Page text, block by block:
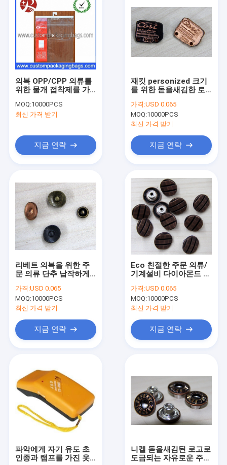
제품
우리에 대하여
공장 여행
뉴스
경우
인용문을 요구하세요
여자를 위한 피복 벨트
주문 의류 단추
의류 주제
의복 OPP/CPP 의류를
위한 물개 접착제를 가
MOQ:10000PCS
최신 가격 받기
지금 연락
재킷 personized 크기
를 위한 돋을새김한 로
에 의하여 단추를 끼웁
니다
가격:USD 0.065
MOQ:10000PCS
최신 가격 받기
지금 연락
리베트 의복을 위한 주
문 의류 단추 납작하게/
이십시오
가격:USD 0.065
MOQ:10000PCS
최신 가격 받기
지금 연락
Eco 친절한 주문 의류/
기계설비 다이아몬드 훈
가격:USD 0.065
MOQ:10000PCS
최신 가격 받기
지금 연락
파악에게 자기 유도 초
인종과 램프를 가진 옷
니켈 돋을새김된 로고로
도금되는 자유로운 주문